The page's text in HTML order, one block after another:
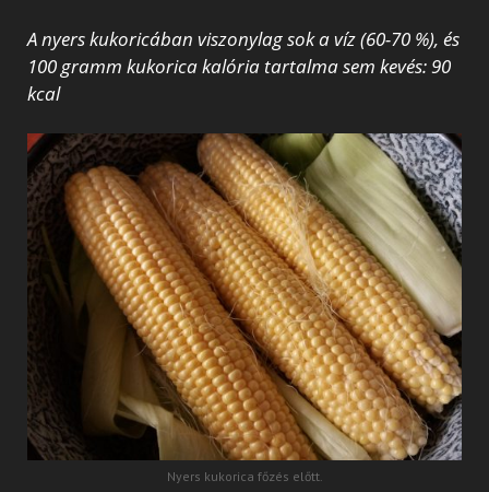
A nyers kukoricában viszonylag sok a víz (60-70 %), és
100 gramm kukorica kalória tartalma sem kevés: 90
kcal
Nyers kukorica főzés előtt.